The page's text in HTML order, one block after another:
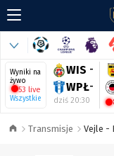
Wyniki na
żywo
53 live
Wszystkie
WIS -
WPŁ-
dziś 20:30
Transmisje Vejle -